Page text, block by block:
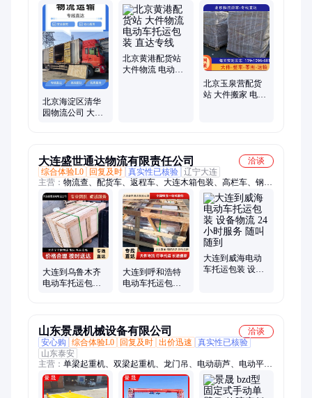
机车物流
北京海淀区清华
园物流公司 大件
北京黄港配货站
大件物流 电动车
北京玉泉营配货
站 大件搬家 电动
大连盛世通达物流有限责任公司
洽谈
综合体验L0
回复及时 真实性已核验 辽宁大连
主营： 物流查、配货车、返程车、大连木箱包装、高栏车、钢琴
托、货运公、货运运、锂电池、阿拉善、五常直、箱货车、搬家
车、电瓶车、厢式车、配货站、衡运站、物流托、物流行、流货
运、物流公、家具搬、担运输、马栏子、护栏车、大板车
大连到乌鲁木齐
电动车托运包装
大连到呼和浩特
电动车托运包装
大连到威海电动
车托运包装 设备
山东景晟机械设备有限公司
洽谈
安心购
综合体验L0 回复及时 出价迅速
真实性已核验
山东泰安
主营： 单梁起重机、双梁起重机、龙门吊、电动葫芦、电动平
车、悬臂吊、龙门架、电磁吸盘